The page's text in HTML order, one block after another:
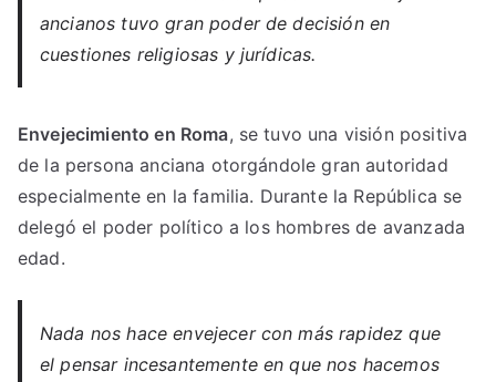
ancianos tuvo gran poder de decisión en
cuestiones religiosas y jurídicas.
Envejecimiento en Roma, se tuvo una visión positiva
de la persona anciana otorgándole gran autoridad
especialmente en la familia. Durante la República se
delegó el poder político a los hombres de avanzada
edad.
Nada nos hace envejecer con más rapidez que
el pensar incesantemente en que nos hacemos